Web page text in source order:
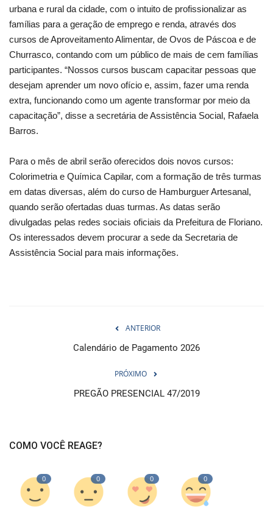
urbana e rural da cidade, com o intuito de profissionalizar as
famílias para a geração de emprego e renda, através dos
cursos de Aproveitamento Alimentar, de Ovos de Páscoa e de
Churrasco, contando com um público de mais de cem famílias
participantes. “Nossos cursos buscam capacitar pessoas que
desejam aprender um novo ofício e, assim, fazer uma renda
extra, funcionando como um agente transformar por meio da
capacitação”, disse a secretária de Assistência Social, Rafaela
Barros.
Para o mês de abril serão oferecidos dois novos cursos:
Colorimetria e Química Capilar, com a formação de três turmas
em datas diversas, além do curso de Hamburguer Artesanal,
quando serão ofertadas duas turmas. As datas serão
divulgadas pelas redes sociais oficiais da Prefeitura de Floriano.
Os interessados devem procurar a sede da Secretaria de
Assistência Social para mais informações.
ANTERIOR
Calendário de Pagamento 2026
PRÓXIMO
PREGÃO PRESENCIAL 47/2019
COMO VOCÊ REAGE?
0 0 0 0